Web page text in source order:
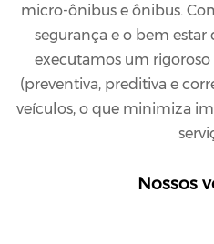
micro-ônibus e ônibus.
segurança e o bem estar
executamos um
(preventiva, preditiva e
veículos, o que minimiza
Nossos